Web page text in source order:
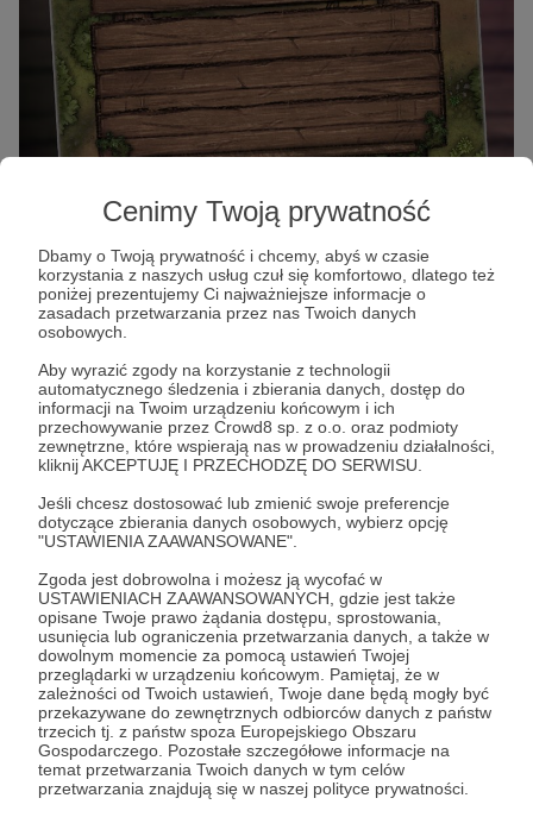
Cenimy Twoją prywatność
Dbamy o Twoją prywatność i chcemy, abyś w czasie
korzystania z naszych usług czuł się komfortowo, dlatego też
poniżej prezentujemy Ci najważniejsze informacje o
zasadach przetwarzania przez nas Twoich danych
osobowych.
Aby wyrazić zgody na korzystanie z technologii
automatycznego śledzenia i zbierania danych, dostęp do
informacji na Twoim urządzeniu końcowym i ich
przechowywanie przez Crowd8 sp. z o.o. oraz podmioty
zewnętrzne, które wspierają nas w prowadzeniu działalności,
kliknij AKCEPTUJĘ I PRZECHODZĘ DO SERWISU.
Jeśli chcesz dostosować lub zmienić swoje preferencje
dotyczące zbierania danych osobowych, wybierz opcję
"USTAWIENIA ZAAWANSOWANE".
Zgoda jest dobrowolna i możesz ją wycofać w
USTAWIENIACH ZAAWANSOWANYCH, gdzie jest także
opisane Twoje prawo żądania dostępu, sprostowania,
usunięcia lub ograniczenia przetwarzania danych, a także w
dowolnym momencie za pomocą ustawień Twojej
przeglądarki w urządzeniu końcowym. Pamiętaj, że w
zależności od Twoich ustawień, Twoje dane będą mogły być
przekazywane do zewnętrznych odbiorców danych z państw
trzecich tj. z państw spoza Europejskiego Obszaru
Gospodarczego. Pozostałe szczegółowe informacje na
temat przetwarzania Twoich danych w tym celów
przetwarzania znajdują się w naszej polityce prywatności.
Ta i inne mapy dostępne są dla wszystkich
Patronów z progu 10 i wyższych. Jeśli nie
należysz do tego gronadowiedz się więcej o
mnie,sprawdź, jak działa mój Patronitelub
zajrzyj na mojego bloga
, gdzie znajdziesz
mnóstwo darmowych materiałów do RPG. :)
ilustracje materiały dla mistrza gry
Udostępnij